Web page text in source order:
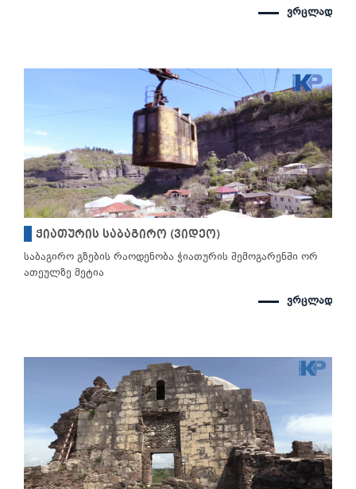
ვრცლად
ჭიათურის საბაგირო (ვიდეო)
საბაგირო გზების რაოდენობა ჭიათურის შემოგარენში ორ
ათეულზე მეტია
ვრცლად